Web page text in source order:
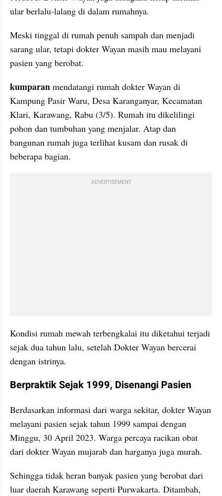
ular berlalu-lalang di dalam rumahnya.
Meski tinggal di rumah penuh sampah dan menjadi
sarang ular, tetapi dokter Wayan masih mau melayani
pasien yang berobat.
kumparan mendatangi rumah dokter Wayan di
Kampung Pasir Waru, Desa Karanganyar, Kecamatan
Klari, Karawang, Rabu (3/5). Rumah itu dikelilingi
pohon dan tumbuhan yang menjalar. Atap dan
bangunan rumah juga terlihat kusam dan rusak di
beberapa bagian.
ADVERTISEMENT
Kondisi rumah mewah terbengkalai itu diketahui terjadi
sejak dua tahun lalu, setelah Dokter Wayan bercerai
dengan istrinya.
Berpraktik Sejak 1999, Disenangi Pasien
Berdasarkan informasi dari warga sekitar, dokter Wayan
melayani pasien sejak tahun 1999 sampai dengan
Minggu, 30 April 2023. Warga percaya racikan obat
dari dokter Wayan mujarab dan harganya juga murah.
Sehingga tidak heran banyak pasien yang berobat dari
luar daerah Karawang seperti Purwakarta. Ditambah,